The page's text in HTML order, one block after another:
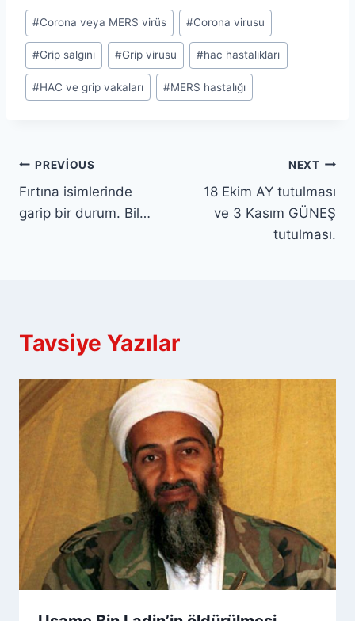
Post
Tags:
#Corona veya MERS virüs #Corona virusu
#Grip salgını #Grip virusu #hac hastalıkları
#HAC ve grip vakaları #MERS hastalığı
Yazı
gezinmesi
PREVIOUS
Fırtına isimlerinde
garip bir durum. Bil…
NEXT
18 Ekim AY tutulması
ve 3 Kasım GÜNEŞ
tutulması.
Tavsiye Yazılar